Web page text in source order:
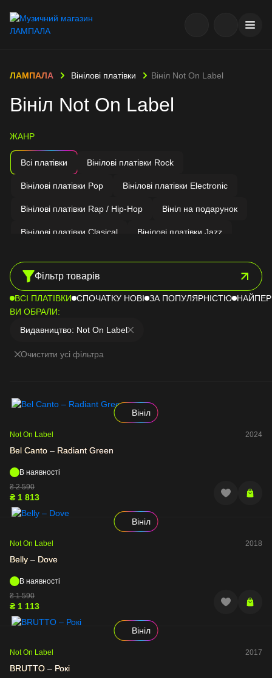
ЛАМПАЛА Вінілові платівки Вініл Not On Label
Вініл Not On Label
ЖАНР
Всі платівки Вінілові платівки Rock
Вінілові платівки Pop Вінілові платівки Electronic
Вінілові платівки Rap / Hip-Hop Вініл на подарунок
Вінілові платівки Clasical Вінілові платівки Jazz
Вінілові платівки Blues
Вінілові платівки Country
ВСІ ПЛАТІВКИ СПОЧАТКУ НОВІ ЗА ПОПУЛЯРНІСТЮ
Фільтр товарів
ВИ ОБРАЛИ:
Видавництво: Not On Label
Очистити усі фільтра
Вініл
Not On Label 2024
Bel Canto – Radiant Green
В наявності
₴2 590
₴ 1 813
Вініл
Not On Label 2018
Belly – Dove
В наявності
₴1 590
₴ 1 113
Вініл
Not On Label 2017
BRUTTO – Рокі